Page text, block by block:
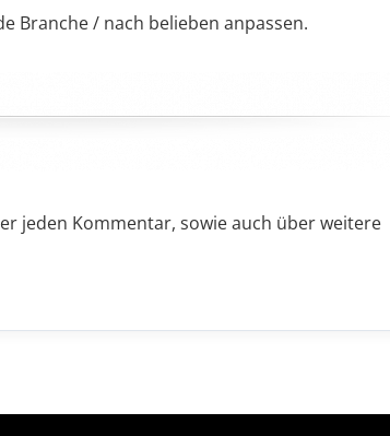
Branche / nach belieben anpassen.
jeden Kommentar, sowie auch über weitere